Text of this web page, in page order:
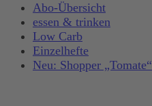
Abo-Übersicht
essen & trinken
Low Carb
Einzelhefte
Neu: Shopper „Tomate“